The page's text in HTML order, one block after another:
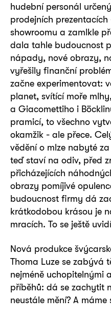
hudební personál
prodejních
showroomu a zamlkle
dala tahle budoucnost
nápady, nové obrazy,
vyřešily finanční
začne experimentovat:
planet, svítící moře
a Giacomettiho i
pramicí, to všechno
okamžik - ale přece.
vědění o mlze nabyté
teď staví na odiv, před
přicházejících
obrazy pomíjivé
budoucnost firmy dá
krátkodobou krásou je
mracích. To se ještě
Nová produkce
Thoma Luze se zabývá
nejméně uchopitelnými
příběhů: dá se zachytit
neustále mění? A